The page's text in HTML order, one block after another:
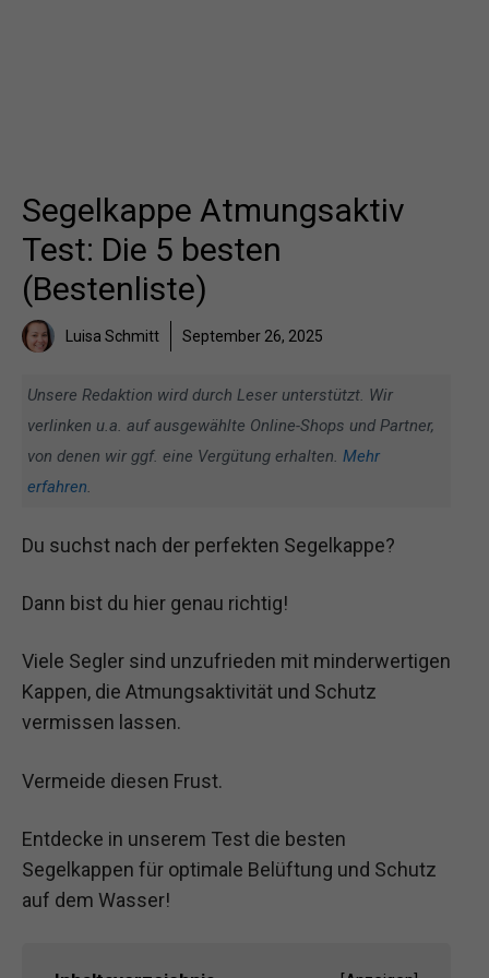
Segelkappe Atmungsaktiv
Test: Die 5 besten
(Bestenliste)
Luisa Schmitt September 26, 2025
Unsere Redaktion wird durch Leser unterstützt. Wir
verlinken u.a. auf ausgewählte Online-Shops und Partner,
von denen wir ggf. eine Vergütung erhalten. Mehr
erfahren.
Du suchst nach der perfekten Segelkappe?
Dann bist du hier genau richtig!
Viele Segler sind unzufrieden mit minderwertigen
Kappen, die Atmungsaktivität und Schutz
vermissen lassen.
Vermeide diesen Frust.
Entdecke in unserem Test die besten
Segelkappen für optimale Belüftung und Schutz
auf dem Wasser!